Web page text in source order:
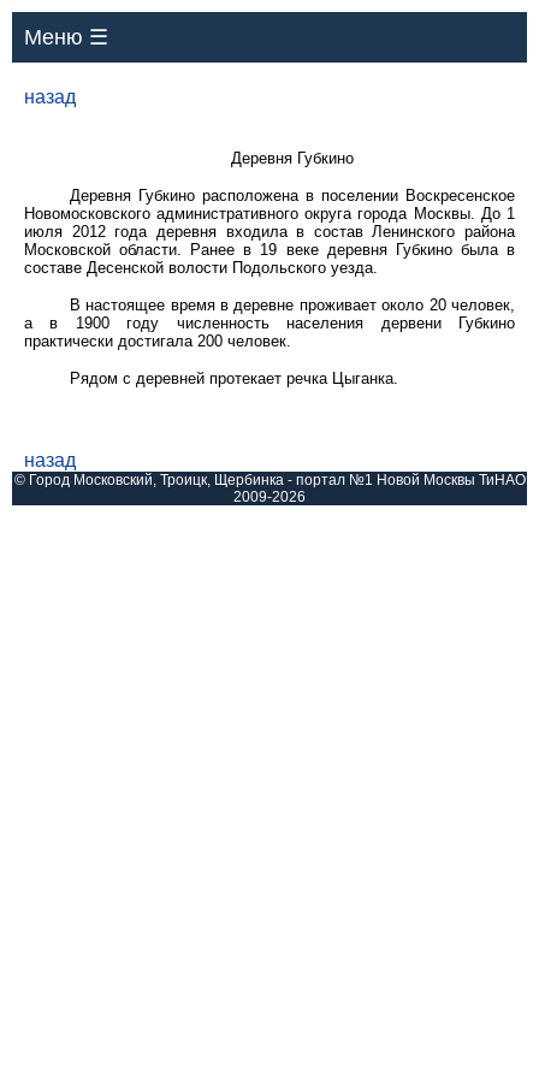
Меню ☰
назад
Деревня Губкино
Деревня Губкино расположена в поселении Воскресенское
Новомосковского административного округа города Москвы. До 1
июля 2012 года деревня входила в состав Ленинского района
Московской области. Ранее в 19 веке деревня Губкино была в
составе Десенской волости Подольского уезда.
В настоящее время в деревне проживает около 20 человек,
а в 1900 году численность населения дервени Губкино
практически достигала 200 человек.
Рядом с деревней протекает речка Цыганка.
назад
© Город Московский, Троицк, Щербинка - портал №1 Новой Москвы ТиНАО
2009-2026